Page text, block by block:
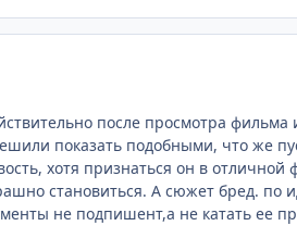
после просмотра
показать подобными, что же
хотя признаться он в
становиться. А сюжет бред. по
не подпишент,а не катать ее